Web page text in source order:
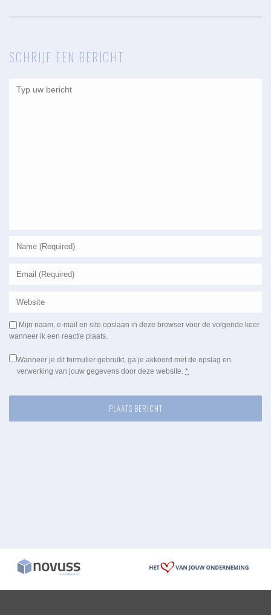
SCHRIJF EEN BERICHT
Mijn naam, e-mail en site opslaan in deze browser voor de volgende keer
wanneer ik een reactie plaats.
Wanneer je dit formulier gebruikt, ga je akkoord met de opslag en
verwerking van jouw gegevens door deze website. *